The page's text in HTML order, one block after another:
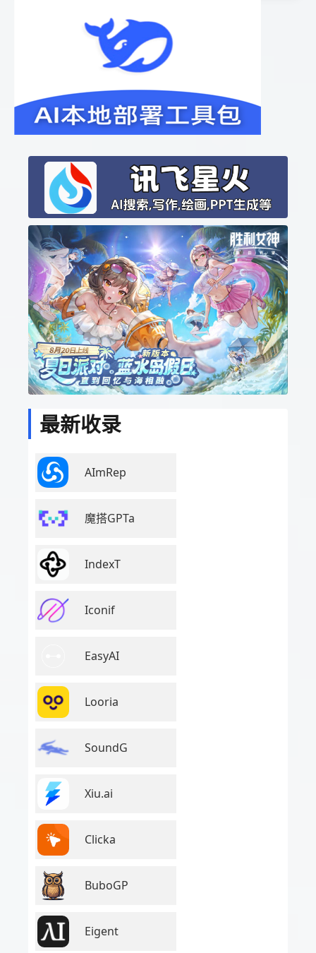
最新收录
AImRep
魔搭GPTa
IndexT
Iconif
EasyAI
Looria
SoundG
Xiu.ai
Clicka
BuboGP
Eigent